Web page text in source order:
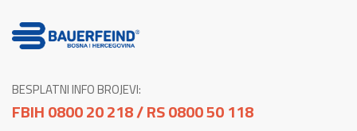
BESPLATNI INFO BROJEVI:
FBIH 0800 20 218 / RS 0800 50 118